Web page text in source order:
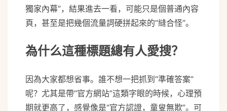
獨家內幕”，結果進去一看，可能只是個普通內容
頁，甚至是把幾個流量詞硬拼起來的“縫合怪”。
為什么這種標題總有人愛搜？
因為大家都想省事。誰不想一把抓到“準確答案”
呢？尤其是帶“官方網站”這類字眼的時候，心理預
期就更高了，感覺像是“官方認證，童叟無欺”。可